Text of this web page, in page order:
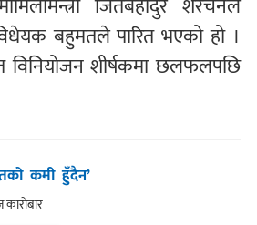
जितबहादुर शेरचनले
बहुमतले पारित भएको हो ।
विनियोजन शीर्षकमा छलफलपछि
कमी हुँदैन’